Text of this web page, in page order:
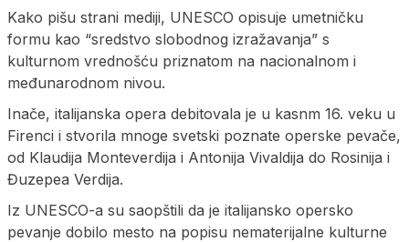
Kako pišu strani mediji, UNESCO opisuje umetničku
formu kao “sredstvo slobodnog izražavanja” s
kulturnom vrednošću priznatom na nacionalnom i
međunarodnom nivou.
Inače, italijanska opera debitovala je u kasnm 16. veku u
Firenci i stvorila mnoge svetski poznate operske pevače,
od Klaudija Monteverdija i Antonija Vivaldija do Rosinija i
Đuzepea Verdija.
Iz UNESCO-a su saopštili da je italijansko opersko
pevanje dobilo mesto na popisu nematerijalne kulturne